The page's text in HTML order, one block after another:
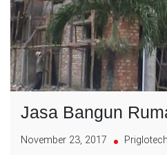
Jasa Bangun
November 23, 2017 Priglotech